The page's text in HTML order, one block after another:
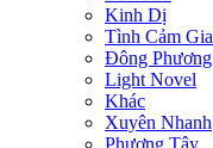
Kinh Dị
Tình Cảm
Đông Phương
Light Novel
Khác
Xuyên Nhanh